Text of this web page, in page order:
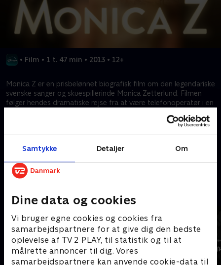
Samtykke Detaljer Om
Dine data og cookies
Vi bruger egne cookies og cookies fra
samarbejdspartnere for at give dig den bedste
oplevelse af TV 2 PLAY, til statistik og til at
målrette annoncer til dig. Vores
samarbejdspartnere kan anvende cookie-data til
• Film • 1 t. 47 min • 2013 • 12+
Monica Z er en prisbelønnet biografisk film om den legendariske
svenske sanger og skuespillerinde Monica Zetterlund. Filmen
følger hendes dramatiske rejse fra at være telefonoperatør i en
og Stockholm. Filmen portrætterer hendes gennembrud og
Kræver tilkøb
Mere indhold fra Disney+